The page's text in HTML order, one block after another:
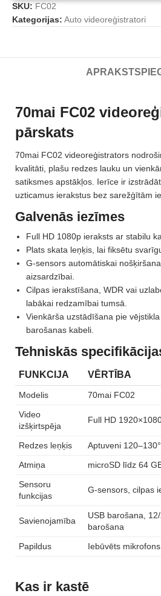
SKU: FC02
Kategorijas: Auto videoreģistratori
APRAKSTS
70mai FC02
pārskats
70mai FC02 videoreģistrators
kvalitāti, plašu redzes lauku un
satiksmes apstākļos. Ierīce ir
uzticamus ierakstus bez sarežģītām
Galvenās iezīmes
Full HD 1080p ieraksts ar stabilu
Plats skata leņķis, lai fiksētu
G-sensors automātiskai
aizsardzībai.
Cilpas ierakstīšana, WDR vai
labākai redzamībai tumsā.
Vienkārša uzstādīšana pie
barošanas kabeli.
Tehniskās
FUNKCIJA VĒRTĪBA
Modelis
70mai FC02
Video
izšķirtspēja
Full HD
Redzes leņķis
Aptuveni 120–130°
Atmiņa
microSD līdz 64
Sensoru
funkcijas
G-sensors, cilpas
Savienojamība
USB barošana,
barošana
Papildus
Iebūvēts
Kas ir kastē